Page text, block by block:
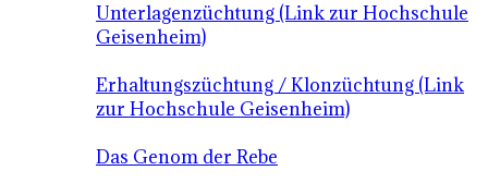
Unterlagenzüchtung (Link zur Hochschule
Geisenheim)
Erhaltungszüchtung / Klonzüchtung (Link
zur Hochschule Geisenheim)
Das Genom der Rebe